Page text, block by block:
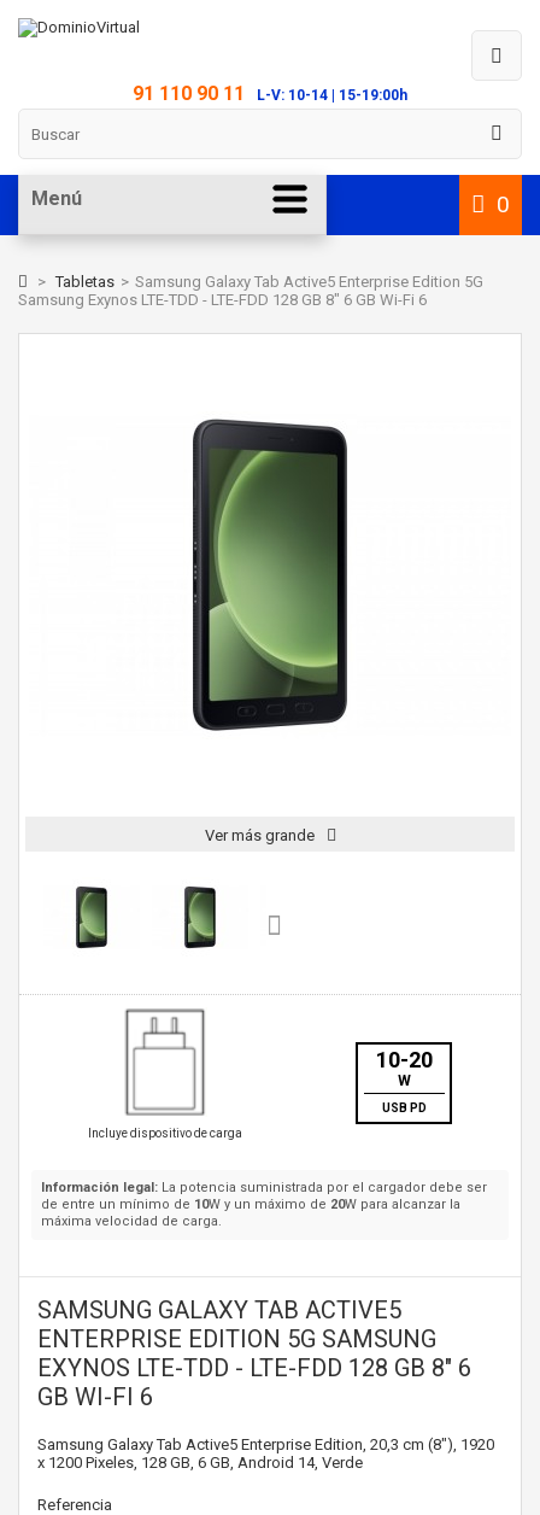
91 110 90 11 L-V: 10-14 | 15-19:00h
0
Menú
> Tabletas > Samsung Galaxy Tab Active5 Enterprise Edition 5G
Samsung Exynos LTE-TDD - LTE-FDD 128 GB 8" 6 GB Wi-Fi 6
Ver más grande
Incluye dispositivo de carga
10-20
W
USB PD
Información legal: La potencia suministrada por el cargador debe ser
de entre un mínimo de 10W y un máximo de 20W para alcanzar la
máxima velocidad de carga.
SAMSUNG GALAXY TAB ACTIVE5
ENTERPRISE EDITION 5G SAMSUNG
EXYNOS LTE-TDD - LTE-FDD 128 GB 8" 6
GB WI-FI 6
Samsung Galaxy Tab Active5 Enterprise Edition, 20,3 cm (8"), 1920
x 1200 Pixeles, 128 GB, 6 GB, Android 14, Verde
Referencia